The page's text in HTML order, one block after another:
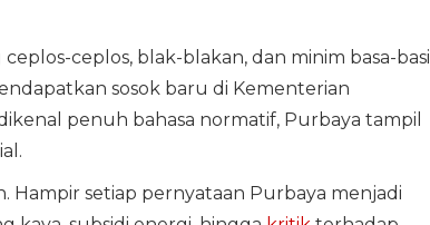
ceplos, blak-blakan, dan minim basa-basi
sosok baru di Kementerian
penuh bahasa normatif, Purbaya tampil
Hampir setiap pernyataan Purbaya menjadi